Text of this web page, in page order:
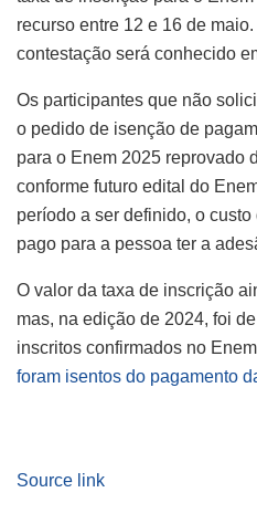
recurso entre 12 e 16 de
contestação será conhecido
Os participantes que não
o pedido de isenção de
para o Enem 2025 reprovado
conforme futuro edital do
período a ser definido, o
pago para a pessoa ter a
O valor da taxa de inscrição
mas, na edição de 2024, foi
inscritos confirmados no
foram isentos do pagamento
Source link